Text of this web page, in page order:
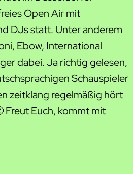
Open Air mit
DJs statt. Unter anderem
Ebow, International
dabei. Ja richtig gelesen,
Schauspieler
zeitklang regelmäßig hört
Freut Euch, kommt mit